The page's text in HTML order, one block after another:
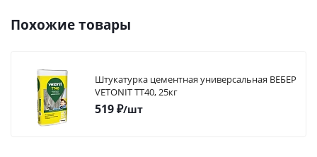
Похожие товары
Штукатурка цементная универсальная ВЕБЕР
VETONIT TT40, 25кг
519₽/шт